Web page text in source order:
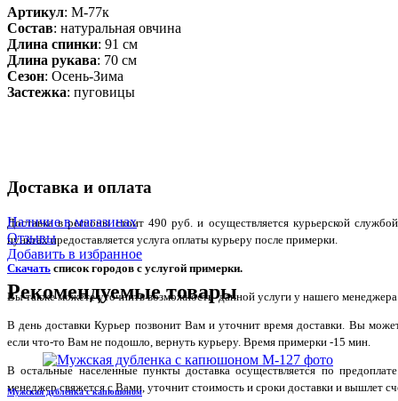
Артикул: М-77к
Состав: натуральная овчина
Длина спинки: 91 см
Длина рукава: 70 см
Сезон: Осень-Зима
Застежка: пуговицы
Доставка и оплата
Доставка в регионы стоит 490 руб. и осуществляется курьерской
пунктах предоставляется услуга оплаты курьеру после примерки.
Скачать список городов с услугой примерки.
Вы также можете уточнить возможность данной услуги у нашего
В день доставки Курьер позвонит Вам и уточнит время доставки. Вы
если что-то Вам не подошло, вернуть курьеру. Время примерки -15 мин.
В остальные населенные пункты доставка осуществляется по
менеджер свяжется с Вами, уточнит стоимость и сроки доставки и вышлет
Наличие в магазинах
Отзывы
Добавить в избранное
Рекомендуемые товары
Мужская дубленка с капюшоном